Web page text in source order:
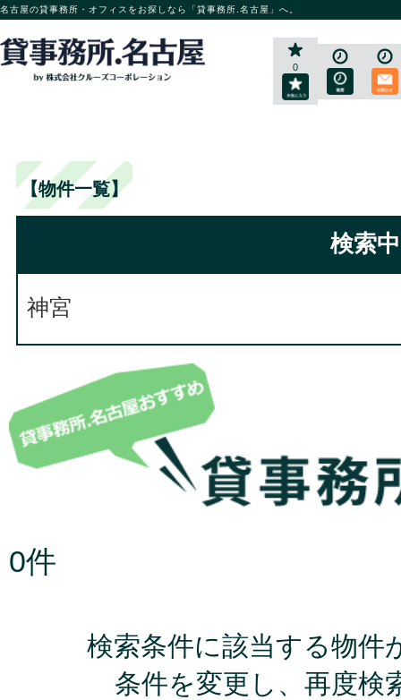
名古屋の貸事務所・オフィスをお探しなら「貸事務所.名古屋」へ。
0
【物件一覧】
検索
神宮
0件
検索条件に該当する物件
条件を変更し、再度検